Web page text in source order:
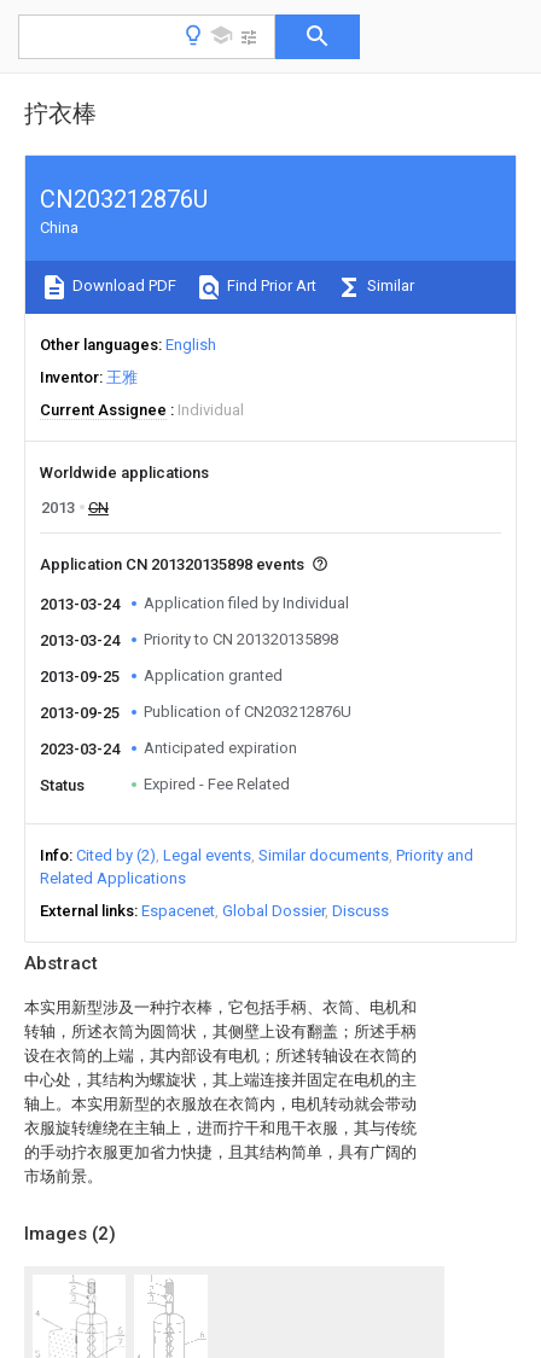
拧衣棒
Abstract
本实用新型涉及一种拧衣棒，它包括手柄、衣筒、电机和
转轴，所述衣筒为圆筒状，其侧壁上设有翻盖；所述手柄
设在衣筒的上端，其内部设有电机；所述转轴设在衣筒的
中心处，其结构为螺旋状，其上端连接并固定在电机的主
轴上。本实用新型的衣服放在衣筒内，电机转动就会带动
衣服旋转缠绕在主轴上，进而拧干和甩干衣服，其与传统
的手动拧衣服更加省力快捷，且其结构简单，具有广阔的
市场前景。
Images (2)
CN203212876U
China
Download PDF Find Prior Art Similar
Other languages English
Inventor 王雅
Current Assignee
Individual
Worldwide applications
2013
CN
Application CN 201320135898 events
2013-03-24 Application filed by Individual
2013-03-24 Priority to CN 201320135898
2013-09-25 Application granted
2013-09-25 Publication of CN203212876U
2023-03-24 Anticipated expiration
Status Expired - Fee Related
Info Cited by (2) Legal events Similar documents Priority and
Related Applications
External links Espacenet Global Dossier Discuss